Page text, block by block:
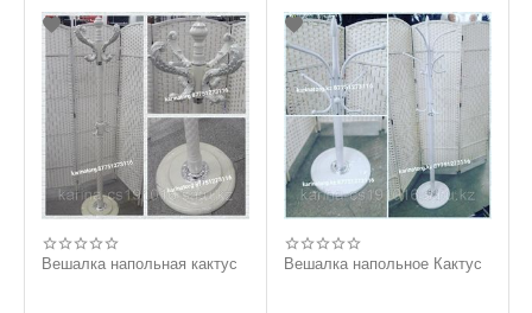
Вешалка напольная кактус Вешалка напольное Кактус